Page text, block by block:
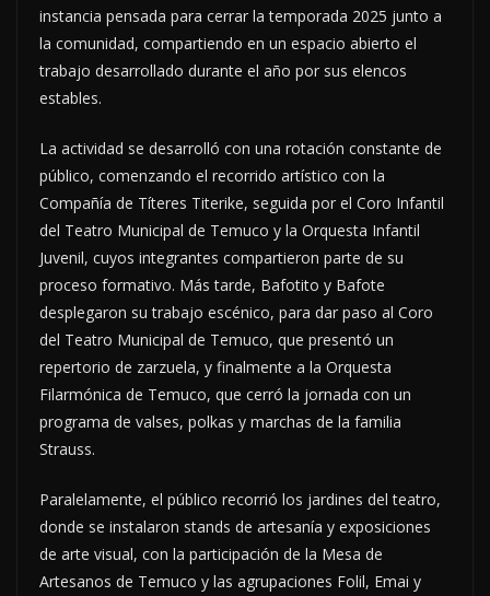
instancia pensada para cerrar la temporada 2025 junto a
la comunidad, compartiendo en un espacio abierto el
trabajo desarrollado durante el año por sus elencos
estables.
La actividad se desarrolló con una rotación constante de
público, comenzando el recorrido artístico con la
Compañía de Títeres Titerike, seguida por el Coro Infantil
del Teatro Municipal de Temuco y la Orquesta Infantil
Juvenil, cuyos integrantes compartieron parte de su
proceso formativo. Más tarde, Bafotito y Bafote
desplegaron su trabajo escénico, para dar paso al Coro
del Teatro Municipal de Temuco, que presentó un
repertorio de zarzuela, y finalmente a la Orquesta
Filarmónica de Temuco, que cerró la jornada con un
programa de valses, polkas y marchas de la familia
Strauss.
Paralelamente, el público recorrió los jardines del teatro,
donde se instalaron stands de artesanía y exposiciones
de arte visual, con la participación de la Mesa de
Artesanos de Temuco y las agrupaciones Folil, Emai y